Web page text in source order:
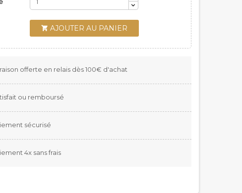
 AJOUTER AU PANIER
offerte en relais dès 100€ d'achat
ou remboursé
sécurisé
4x sans frais